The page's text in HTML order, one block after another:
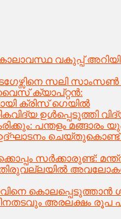
വകുപ്പ്
സലി സാംസൺ
ക്യാപ്റ്റൻ:
ക്രിസ് ഗെയിൽ
ഉള്‍പ്പെടുത്തി
പന്തളം
ഉദ്ഘാടനം ചെയ്തുകൊണ്ട്
സര്‍ക്കാരുണ്ട്:
കൊലപ്പെടുത്താൻ
അരലക്ഷം രൂപ